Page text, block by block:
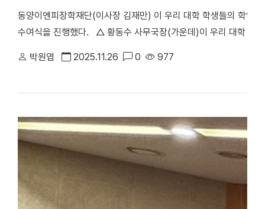
동양이엔피장학재단(이사장 김재만) 이 우리 대학 학생들의 학업
수여식을 진행했다. ​ △ 황동수 사무국장(가운데)이 우리 대학 재
팀장을 비롯해 동양이엔피 황동수 사무국장, 지병옥 인사총무그
힘이 되는 장학금을 받게 되어 감사하다”며 “앞으로도 학업과 진
사무국장은 “동양이엔피장학재단의 장학금은 단순한 재정적 지원
음”이라며 “장학생들이 학업에 더욱 매진해 앞으로 사회와 산업
한편, 동양이엔피장학재단은 미래 산업을 이끌 이공계 인재 양성
을 지원하고 있다. 동양이엔피는 1987년에 설립된 글로벌
을 생산한다. [대학뉴스 제보] 죽전 홍보팀 : 031-8005-
박원엽 2025.11.26 0 977